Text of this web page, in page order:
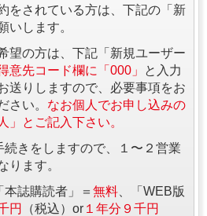
をされている方は、下記の「新
いします。
望の方は、下記「新規ユーザー
意先コード欄に「000」
と入力
送りしますので、必要事項をお
さい。 なお個人でお申し込みの
」とご記入下さい。
きをしますので、１〜２営業
ります。
誌購読者」＝ 無料 、「WEB版
円 （税込）or １年分９千円